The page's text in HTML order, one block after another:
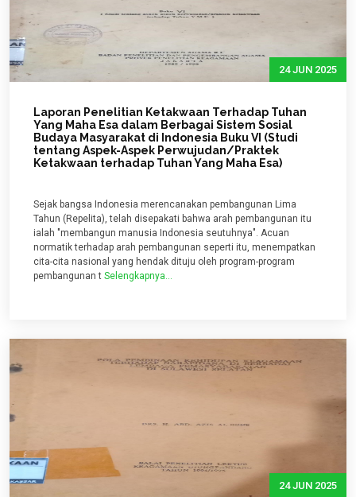
24 JUN 2025
Laporan Penelitian Ketakwaan Terhadap Tuhan
Yang Maha Esa dalam Berbagai Sistem Sosial
Budaya Masyarakat di Indonesia Buku VI (Studi
tentang Aspek-Aspek Perwujudan/Praktek
Ketakwaan terhadap Tuhan Yang Maha Esa)
Sejak bangsa Indonesia merencanakan pembangunan Lima
Tahun (Repelita), telah disepakati bahwa arah pembangunan itu
ialah "membangun manusia Indonesia seutuhnya". Acuan
normatik terhadap arah pembangunan seperti itu, menempatkan
cita-cita nasional yang hendak dituju oleh program-program
pembangunan t Selengkapnya...
24 JUN 2025